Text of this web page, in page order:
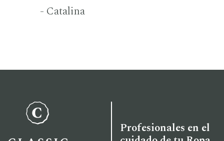
- Catalina
Profesionales en el